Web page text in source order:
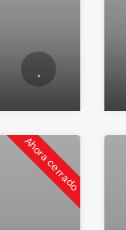
Ahora cerrado